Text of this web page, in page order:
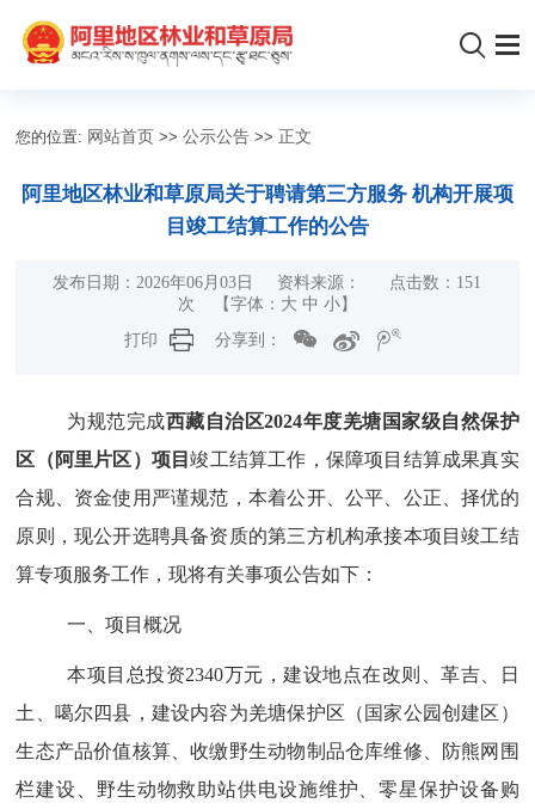
您的位置: 网站首页 >>公示公告 >> 正文
阿里地区林业和草原局关于聘请第三方服务 机构开展项
目竣工结算工作的公告
发布日期：2026年06月03日 资料来源： 点击数： 151
次 【字体： 大 中 小】
打印
分享到：
为规范完成西藏自治区2024年度羌塘国家级自然保护
区（阿里片区） 项目竣工结算工作 ， 保障项目结算成果真实
合规、资金使用严谨规范，本着公开、公平、公正、择优的
原则，现公开选聘具备资质的第三方机构承接本项目竣工结
算专项服务工作，现将有关事项公告如下：
一、项目概况
本项目总投资2340万元 ，建设地点在改则、革吉、日
土、噶尔四县，建设内容为羌塘保护区（国家公园创建区）
生态产品价值核算、收缴野生动物制品仓库维修、防熊网围
栏建设、野生动物救助站供电设施维护、零星保护设备购